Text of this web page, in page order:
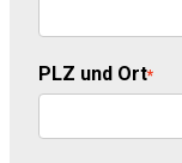
PLZ und Ort*